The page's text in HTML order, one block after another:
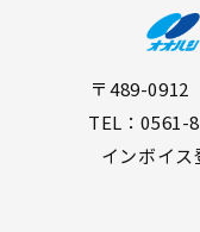
〒489-0912
TEL：0561-
インボイ